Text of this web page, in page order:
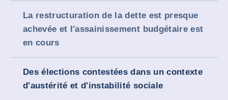
La restructuration de la dette est presque
achevée et l'assainissement budgétaire est
en cours
Des élections contestées dans un contexte
d'austérité et d'instabilité sociale